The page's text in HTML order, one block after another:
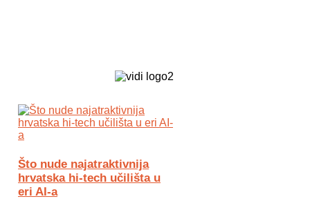
Što nude najatraktivnija
hrvatska hi-tech učilišta u
eri AI-a